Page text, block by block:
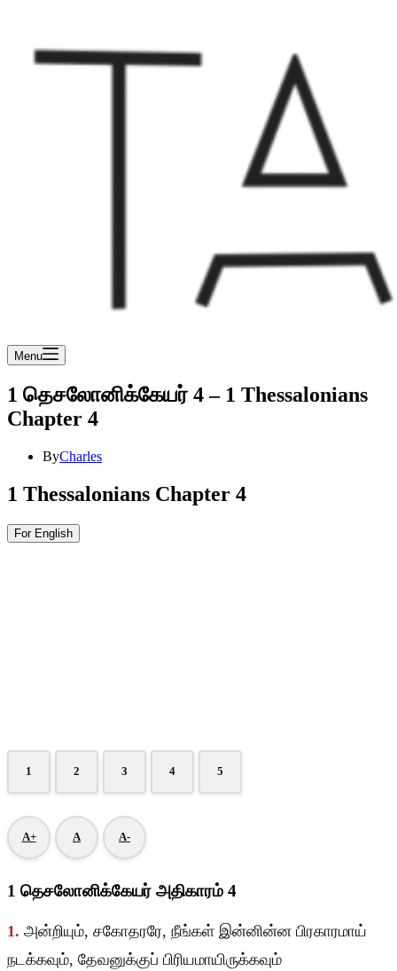
Menu
1 தெசலோனிக்கேயர் 4 – 1 Thessalonians
Chapter 4
ByCharles
1 Thessalonians Chapter 4
For English
1 2 3 4 5
A+ A A-
1 தெசலோனிக்கேயர் அதிகாரம் 4
1. அன்றியும், சகோதரரே, நீங்கள் இன்னின்ன பிரகாரமாய்
நடக்கவும், தேவனுக்குப் பிரியமாயிருக்கவும்